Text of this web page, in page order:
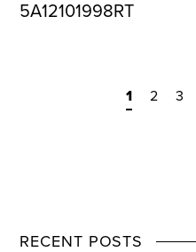
5A12101998RT
1 2 3
RECENT POSTS